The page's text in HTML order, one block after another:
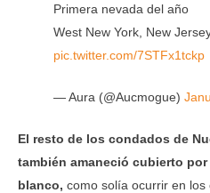
Primera nevada del año
West New York, New
pic.twitter.com/7STFx1tckp
— Aura (@Aucmogue)
El resto de los condados de
también amaneció cubierto
blanco, como solía ocurrir en